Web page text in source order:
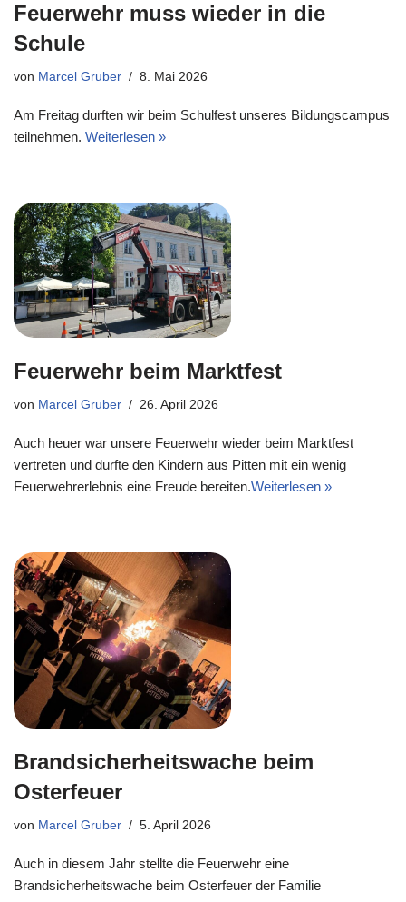
Feuerwehr muss wieder in die
Schule
von Marcel Gruber 8. Mai 2026
Am Freitag durften wir beim Schulfest unseres Bildungscampus
teilnehmen. Weiterlesen »
Feuerwehr beim Marktfest
von Marcel Gruber 26. April 2026
Auch heuer war unsere Feuerwehr wieder beim Marktfest
vertreten und durfte den Kindern aus Pitten mit ein wenig
Feuerwehrerlebnis eine Freude bereiten.Weiterlesen »
Brandsicherheitswache beim
Osterfeuer
von Marcel Gruber 5. April 2026
Auch in diesem Jahr stellte die Feuerwehr eine
Brandsicherheitswache beim Osterfeuer der Familie